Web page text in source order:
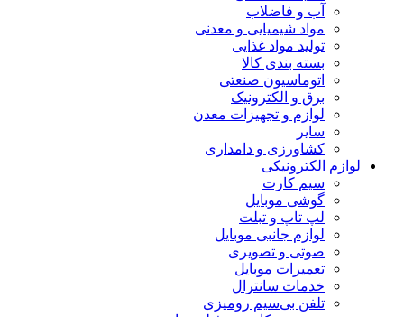
آب و فاضلاب
مواد شیمیایی و معدنی
تولید مواد غذایی
بسته بندی کالا
اتوماسیون صنعتی
برق و الکترونیک
لوازم و تجهیزات معدن
سایر
کشاورزی و دامداری
لوازم الکترونیکی
سیم کارت
گوشی موبایل
لپ تاپ و تبلت
لوازم جانبی موبایل
صوتی و تصویری
تعمیرات موبایل
خدمات سانترال
تلفن بی‌سیم رومیزی